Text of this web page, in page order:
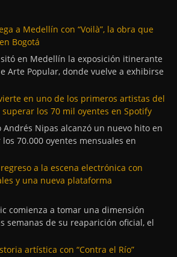
a Medellín con “Voilà”, la obra que
Bogotá
en Medellín la exposición itinerante
Arte Popular, donde vuelve a exhibirse
en uno de los primeros artistas del
los 70 mil oyentes en Spotify
Nipas alcanzó un nuevo hito en
70.000 oyentes mensuales en
a la escena electrónica con
y una nueva plataforma
comienza a tomar una dimensión
semanas de su reaparición oficial, el
artística con “Contra el Río”